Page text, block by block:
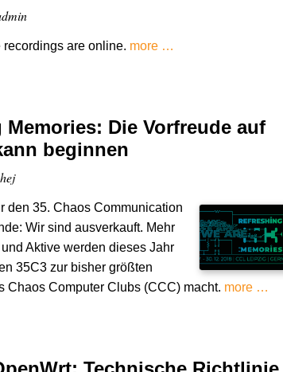
are online. more …
Memories: Die Vorfreude auf
beginnen
den 35. Chaos Communication
Wir sind ausverkauft. Mehr
Aktive werden dieses Jahr
35C3 zur bisher größten
Chaos Computer Clubs (CCC) macht. more …